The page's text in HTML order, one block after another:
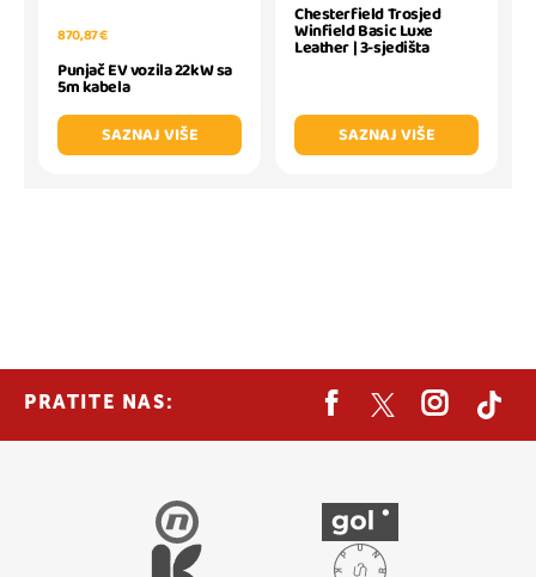
870,87 €
Punjač EV vozila 22kW sa
5m kabela
SAZNAJ VIŠE
Chesterfield Trosjed
Winfield Basic Luxe
Leather | 3-sjedišta
SAZNAJ VIŠE
PRATITE NAS: